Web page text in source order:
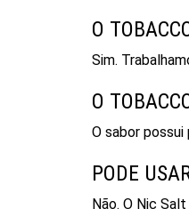
O
Sim.
O
O sabor
PODE
Não. O Nic